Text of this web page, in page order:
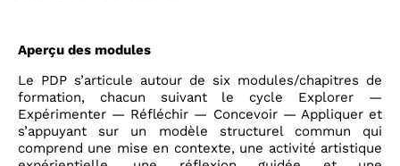
Aperçu des modules
Le PDP s’articule autour de six modules/chapitres de
formation, chacun suivant le cycle Explorer —
Expérimenter — Réfléchir — Concevoir — Appliquer et
s’appuyant sur un modèle structurel commun qui
comprend une mise en contexte, une activité artistique